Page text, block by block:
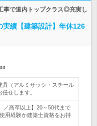
事で道内トップクラス◎充実し
実績【建築設計】年休126
具（アルミサッシ・スチール
せします。
／高卒以上】20～50代まで
用経験か建築士資格をお持